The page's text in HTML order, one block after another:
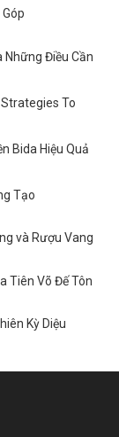
Những Điều Cần
To
Bida Hiệu Quả
Tạo
và Rượu Vang
Tiên Võ Đế Tôn
Kỳ Diệu